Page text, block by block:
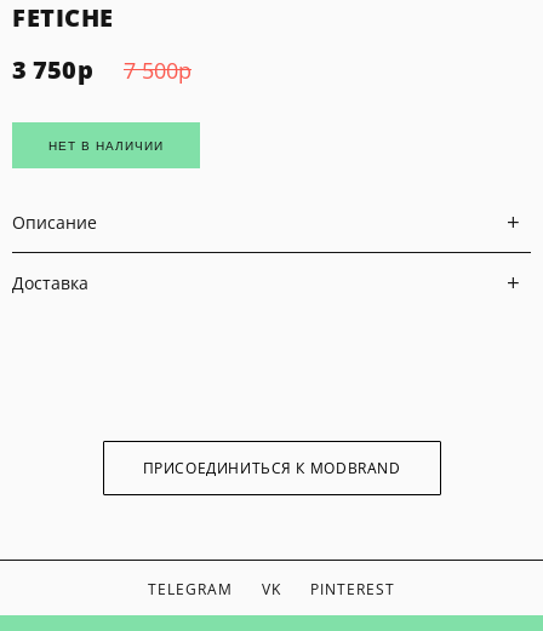
FETICHE
3 750р 7 500р
НЕТ В НАЛИЧИИ
Описание
Доставка
ПРИСОЕДИНИТЬСЯ К MODBRAND
TELEGRAM VK PINTEREST